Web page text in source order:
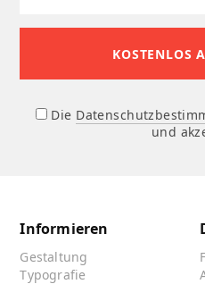
Die
und
Informieren
Gestaltung
Typografie